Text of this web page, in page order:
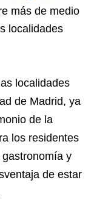
más de medio
localidades
localidades
de Madrid, ya
de la
los residentes
y
de estar